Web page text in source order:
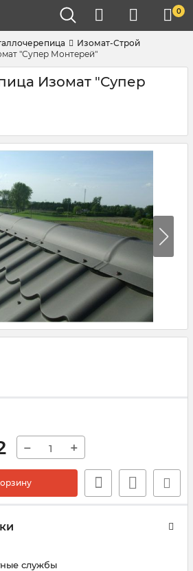
0
Изомат-Строй
"Супер Монтерей"
Изомат "Супер
− +
службы